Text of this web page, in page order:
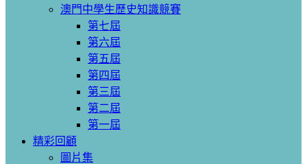
澳門中學生歷史知識競賽
第七屆
第六屆
第五屆
第四屆
第三屆
第二屆
第一屆
精彩回顧
圖片集